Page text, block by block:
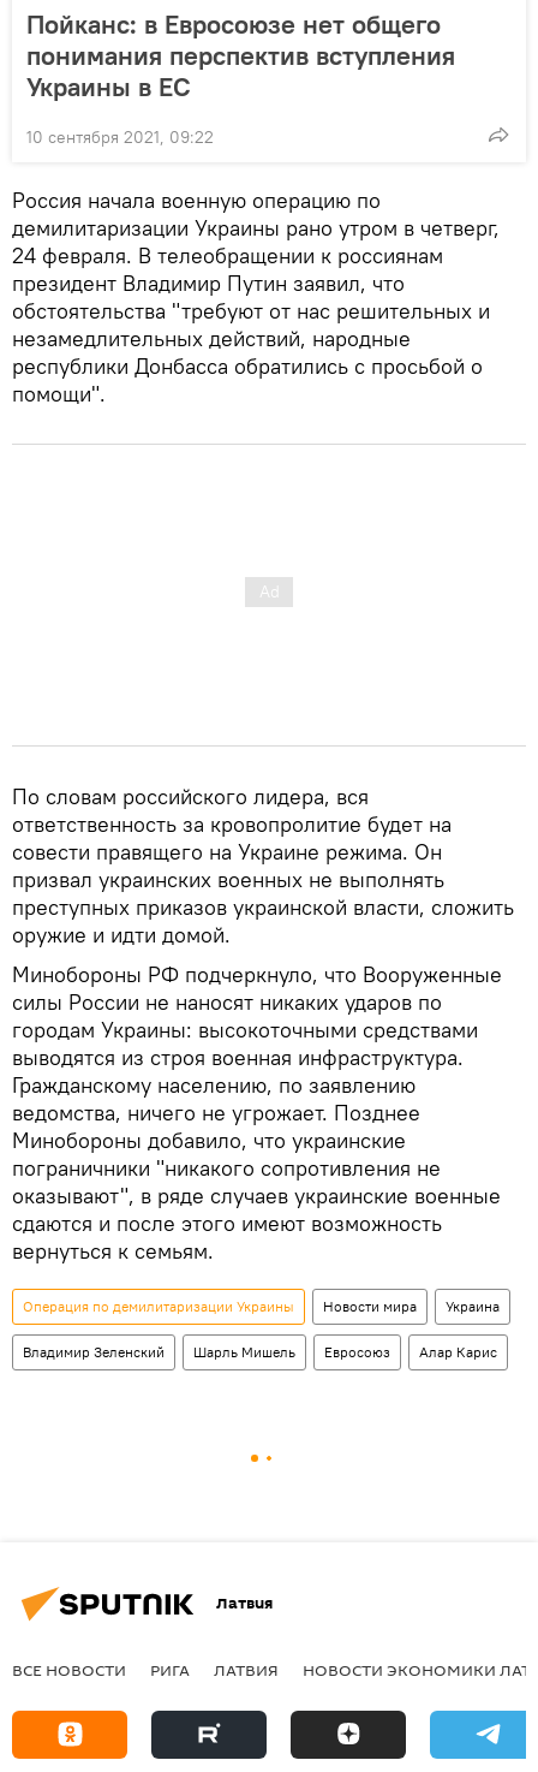
Пойканс: в Евросоюзе нет общего
понимания перспектив вступления
Украины в ЕС
10 сентября 2021, 09:22
Россия начала военную операцию по
демилитаризации Украины рано утром в четверг,
24 февраля. В телеобращении к россиянам
президент Владимир Путин заявил, что
обстоятельства "требуют от нас решительных и
незамедлительных действий, народные
республики Донбасса обратились с просьбой о
помощи".
По словам российского лидера, вся
ответственность за кровопролитие будет на
совести правящего на Украине режима. Он
призвал украинских военных не выполнять
преступных приказов украинской власти, сложить
оружие и идти домой.
Минобороны РФ подчеркнуло, что Вооруженные
силы России не наносят никаких ударов по
городам Украины: высокоточными средствами
выводятся из строя военная инфраструктура.
Гражданскому населению, по заявлению
ведомства, ничего не угрожает. Позднее
Минобороны добавило, что украинские
пограничники "никакого сопротивления не
оказывают", в ряде случаев украинские военные
сдаются и после этого имеют возможность
вернуться к семьям.
Операция по демилитаризации Украины Новости мира Украина
Владимир Зеленский Шарль Мишель Евросоюз Алар Карис
Латвия
ВСЕ НОВОСТИ РИГА ЛАТВИЯ НОВОСТИ ЭКОНОМИКИ